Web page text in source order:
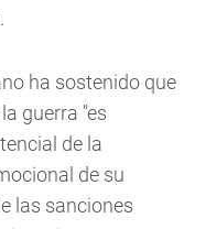
ha sostenido que
guerra "es
de la
de su
las sanciones